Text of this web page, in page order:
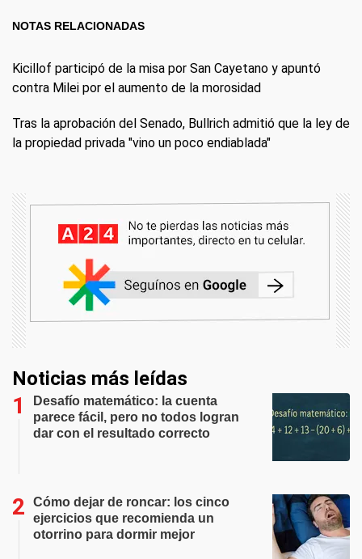
NOTAS RELACIONADAS
Kicillof participó de la misa por San Cayetano y apuntó
contra Milei por el aumento de la morosidad
Tras la aprobación del Senado, Bullrich admitió que la ley de
la propiedad privada "vino un poco endiablada"
Noticias más leídas
Desafío matemático: la cuenta
parece fácil, pero no todos logran
dar con el resultado correcto
Cómo dejar de roncar: los cinco
ejercicios que recomienda un
otorrino para dormir mejor